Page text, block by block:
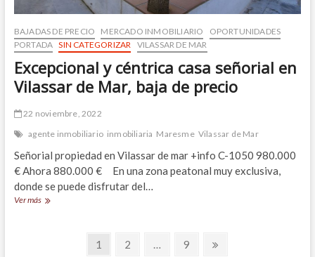
BAJADAS DE PRECIO MERCADO INMOBILIARIO
OPORTUNIDADES
PORTADA SIN CATEGORIZAR VILASSAR DE MAR
Excepcional y céntrica casa señorial en
Vilassar de Mar, baja de precio
22 noviembre, 2022
agente inmobiliario inmobiliaria Maresme Vilassar de Mar
Señorial propiedad en Vilassar de mar +info C-1050 980.000
€ Ahora 880.000 € En una zona peatonal muy exclusiva,
donde se puede disfrutar del…
Ver másExcepcional
NavegaciónPágina
1 Página
2 … Página
9